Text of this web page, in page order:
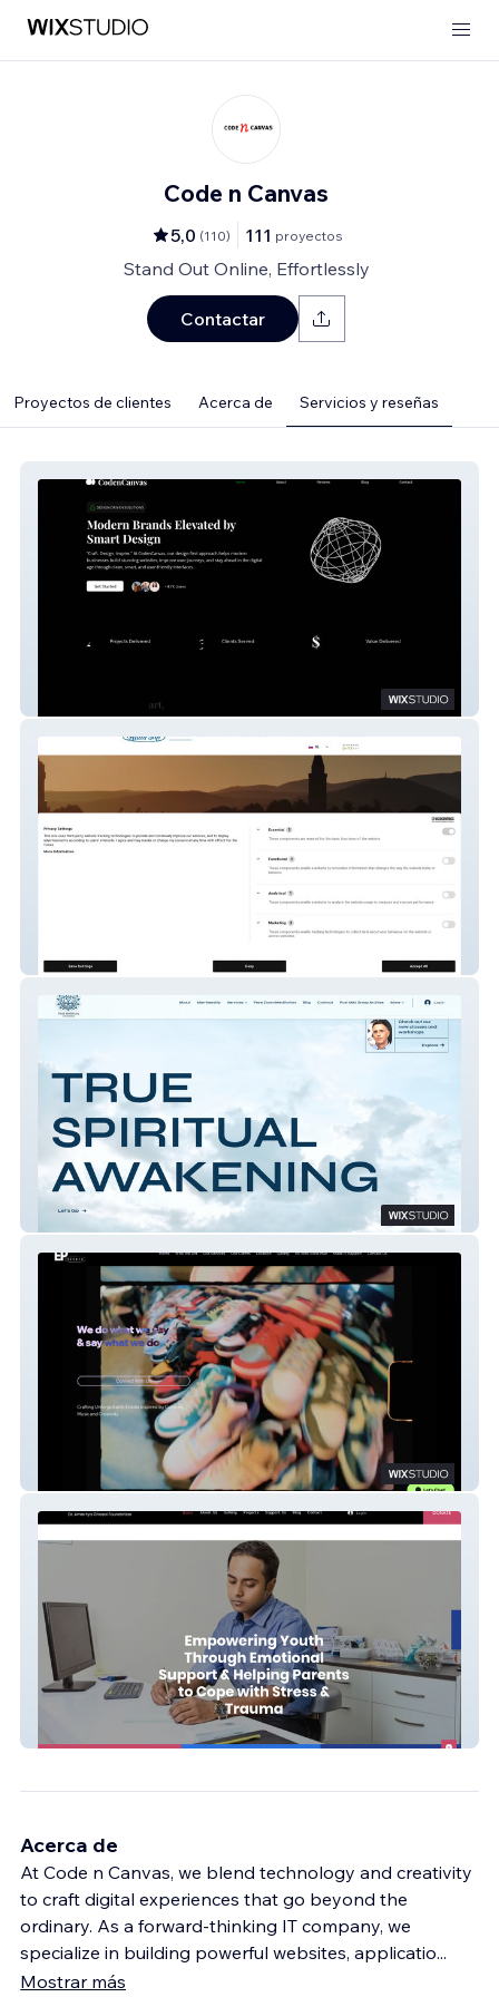
Code n Canvas
5,0 (110) 111 proyectos
Stand Out Online, Effortlessly
Contactar
Proyectos de clientes Acerca de Servicios y reseñas
halosup1
True Spiritual Awakening
EP Events
Acerca de
At Code n Canvas, we blend technology and creativity
to craft digital experiences that go beyond the
ordinary. As a forward-thinking IT company, we
specialize in building powerful websites, applicatio...
Mostrar más